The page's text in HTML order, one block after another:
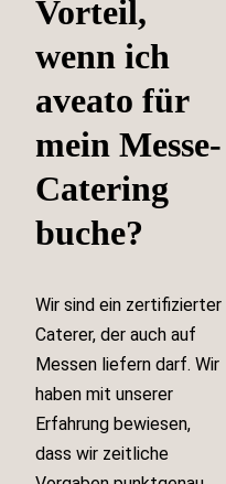
Vorteil,
wenn ich
aveato für
mein Messe-
Catering
buche?
Wir sind ein zertifizierter
Caterer, der auch auf
Messen liefern darf. Wir
haben mit unserer
Erfahrung bewiesen,
dass wir zeitliche